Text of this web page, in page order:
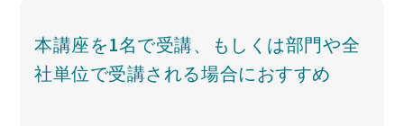
本講座を1名で受講、もしくは部門や全
社単位で受講される場合におすすめ